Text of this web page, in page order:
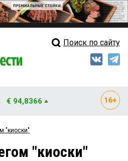
Свежий выпуск
Рейтинги
Поиск по сайту
€ 94,8366
"киоски"
"киоски"